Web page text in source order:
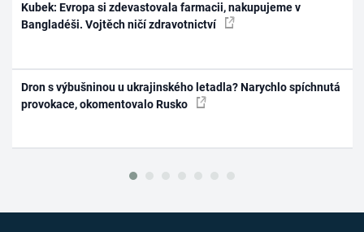
Kubek: Evropa si zdevastovala farmacii, nakupujeme v
Bangladéši. Vojtěch ničí zdravotnictví
Dron s výbušninou u ukrajinského letadla? Narychlo spíchnutá
provokace, okomentovalo Rusko